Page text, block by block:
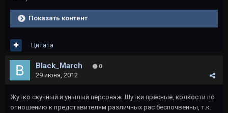
Показать контент
Цитата
Black_March 0
29 июня, 2012
Жутко скучный и унылый персонаж. Шутки пресные, колкости по
отношению к представителям различных рас беспочвенны, т.к.